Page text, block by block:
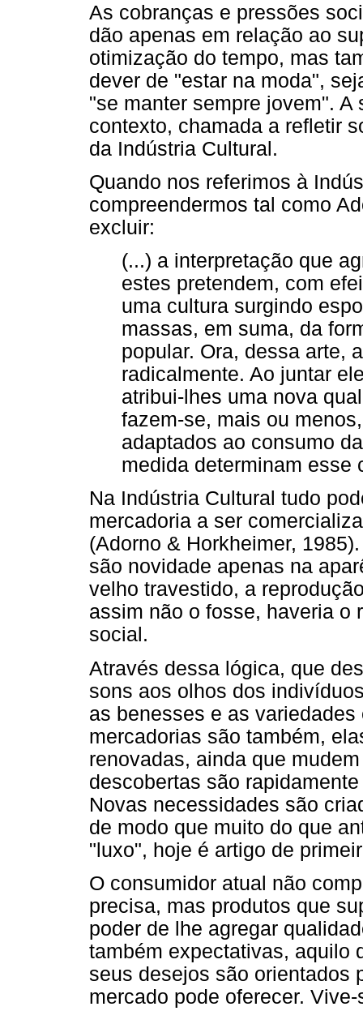
As cobranças e pressões
dão apenas em relação ao
otimização do tempo, mas
dever de "estar na moda",
"se manter sempre jovem".
contexto, chamada a refletir
da Indústria Cultural.
Quando nos referimos à
compreendermos tal como
excluir:
(...) a interpretação que
estes pretendem, com
uma cultura surgindo
massas, em suma, da
popular. Ora, dessa arte,
radicalmente. Ao juntar
atribui-lhes uma nova
fazem-se, mais ou
adaptados ao consumo
medida determinam esse
Na Indústria Cultural tudo
mercadoria a ser
(Adorno & Horkheimer,
são novidade apenas na
velho travestido, a
assim não o fosse, haveria o
social.
Através dessa lógica, que
sons aos olhos dos
as benesses e as
mercadorias são também,
renovadas, ainda que
descobertas são
Novas necessidades são
de modo que muito do que
"luxo", hoje é artigo de
O consumidor atual não
precisa, mas produtos que
poder de lhe agregar
também expectativas, aquilo
seus desejos são orientados
mercado pode oferecer.